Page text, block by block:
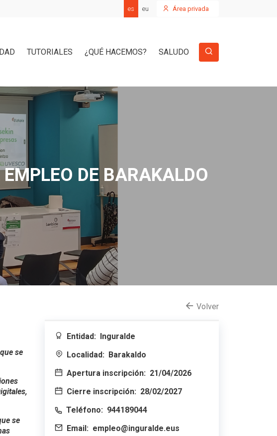
es eu Área privada
TUTORIALES ¿QUÉ HACEMOS? SALUDO
DE BARAKALDO
Volver
se
se
Entidad: Inguralde
Localidad: Barakaldo
Apertura inscripción: 21/04/2026
Cierre inscripción: 28/02/2027
Teléfono: 944189044
Email: empleo@inguralde.eus